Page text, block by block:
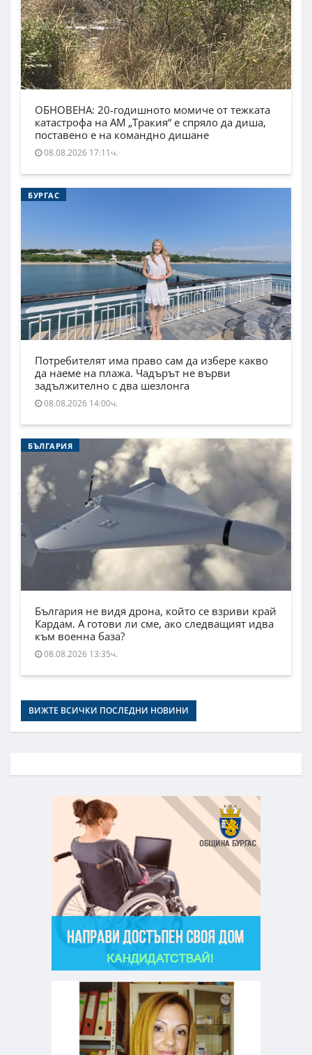
ОБНОВЕНА: 20-годишното момиче от тежката
катастрофа на АМ „Тракия“ е спряло да диша,
поставено е на командно дишане
08.08.2026 17:11ч.
БУРГАС
Потребителят има право сам да избере какво
да наеме на плажа. Чадърът не върви
задължително с два шезлонга
08.08.2026 14:00ч.
БЪЛГАРИЯ
България не видя дрона, който се взриви край
Кардам. А готови ли сме, ако следващият идва
към военна база?
08.08.2026 13:35ч.
ВИЖТЕ ВСИЧКИ ПОСЛЕДНИ НОВИНИ